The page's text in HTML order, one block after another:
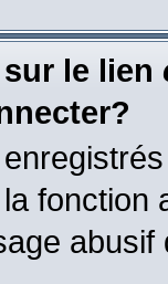
le lien
fonction